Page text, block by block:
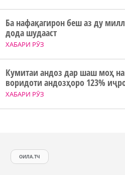
ХАБАРИ РӮЗ
Ба нафақагирон беш аз ду
дода шудааст
ХАБАРИ РӮЗ
Кумитаи андоз дар шаш моҳ
воридоти андозҳоро 123%
ОИЛА.ТЧ